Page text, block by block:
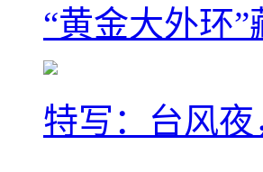
“黄金大外环
特写：台风